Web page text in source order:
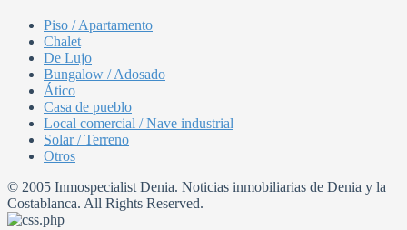
Piso / Apartamento
Chalet
De Lujo
Bungalow / Adosado
Ático
Casa de pueblo
Local comercial / Nave industrial
Solar / Terreno
Otros
© 2005 Inmospecialist Denia. Noticias inmobiliarias de Denia y la
Costablanca. All Rights Reserved.